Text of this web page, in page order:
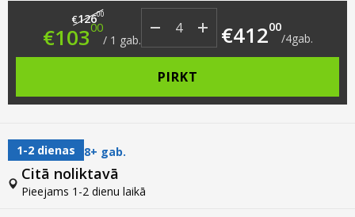
€12600 Original price was: €126.00.
€10300 Current price is: €103.00.
/ 1 gab. €41200
/4gab.
PIRKT
1-2 dienas 8+ gab.
Citā noliktavā
Pieejams 1-2 dienu laikā